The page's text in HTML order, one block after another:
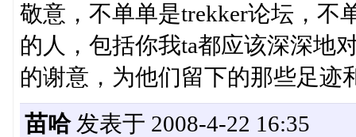
敬意，不单单是trekker论坛，不
的人，包括你我ta都应该深深地
的谢意，为他们留下的那些足迹
苗哈发表于 2008-4-22 16:35